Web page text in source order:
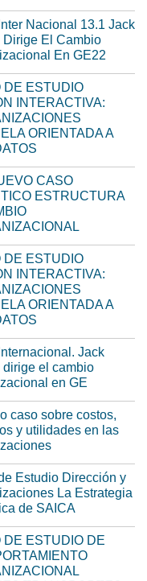
Nacional 13.1 Jack
Dirige El Cambio
En GE22
DE ESTUDIO
INTERACTIVA:
ORIENTADA A
CASO
ESTRUCTURA
DE ESTUDIO
INTERACTIVA:
ORIENTADA A
Jack
dirige el cambio
en GE
caso sobre costos,
y utilidades en las
Estudio Dirección y
La Estrategia
de SAICA
DE ESTUDIO DE